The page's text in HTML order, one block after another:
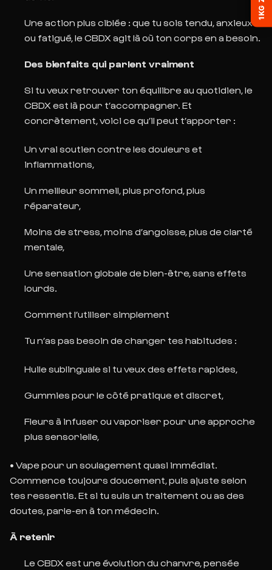
Une action plus ciblée : que tu sois tendu, anxieux
ou fatigué, le CBDX agit là où ton corps en a besoin.
Des bienfaits qui parlent vraiment
Si tu veux retrouver ton équilibre au quotidien, le
CBDX est là pour t’accompagner. Et
concrètement, voici ce qu’il peut t’apporter :
Un vrai soutien contre les douleurs et
inflammations,
Un meilleur sommeil, plus profond, plus
réparateur,
Moins de stress, moins d’angoisse, plus de clarté
mentale,
Une sensation globale de bien-être, sans effets
lourds.
Comment l’utiliser simplement
Tu n’as pas besoin de changer tes habitudes :
Huile sublingualesi tu veux des effets rapides,
Gummies pour le côté pratique et discret,
Fleurs à infuser ou vaporiser pour une approche
plus sensorielle,
• Vapepour un soulagement quasi immédiat.
Commence toujours doucement, puis ajuste selon
tes ressentis. Et si tu suis un traitement ou as des
doutes, parle-en à ton médecin.
À retenir
Le CBDX est une évolution du chanvre, pensée